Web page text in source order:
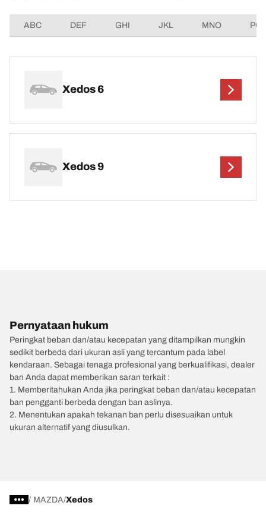
ABC DEF GHI JKL MNO
Xedos 6
Xedos 9
Pernyataan hukum
Peringkat beban dan/atau kecepatan yang ditampilkan mungkin
sedikit berbeda dari ukuran asli yang tercantum pada label
kendaraan. Sebagai tenaga profesional yang berkualifikasi, dealer
ban Anda dapat memberikan saran terkait :
1. Memberitahukan Anda jika peringkat beban dan/atau kecepatan
ban pengganti berbeda dengan ban aslinya.
2. Menentukan apakah tekanan ban perlu disesuaikan untuk
ukuran alternatif yang diusulkan.
/ MAZDA Xedos